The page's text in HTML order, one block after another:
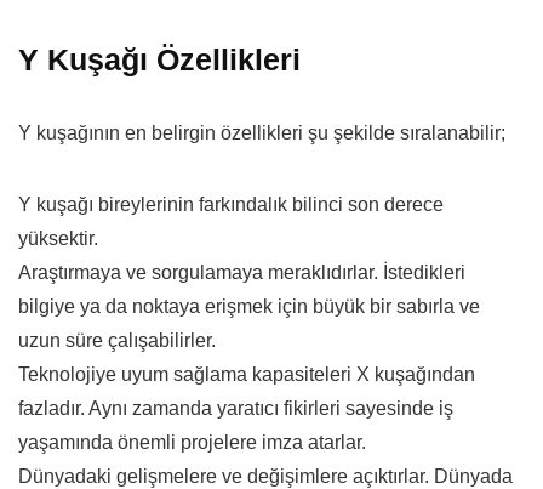
Y Kuşağı Özellikleri
Y kuşağının en belirgin özellikleri şu şekilde sıralanabilir;
Y kuşağı bireylerinin farkındalık bilinci son derece
yüksektir.
Araştırmaya ve sorgulamaya meraklıdırlar. İstedikleri
bilgiye ya da noktaya erişmek için büyük bir sabırla ve
uzun süre çalışabilirler.
Teknolojiye uyum sağlama kapasiteleri X kuşağından
fazladır. Aynı zamanda yaratıcı fikirleri sayesinde iş
yaşamında önemli projelere imza atarlar.
Dünyadaki gelişmelere ve değişimlere açıktırlar. Dünyada